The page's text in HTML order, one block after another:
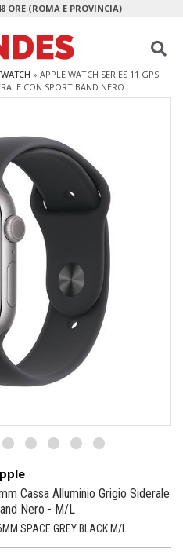
ORE (ROMA E PROVINCIA)
» APPLE WATCH SERIES 11 GPS
CON SPORT BAND NERO...
Cassa Alluminio Grigio Siderale
Nero - M/L
SPACE GREY BLACK M/L